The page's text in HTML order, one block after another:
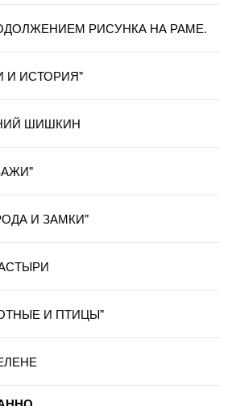
РИСУНКА НА РАМЕ.
И ИСТОРИЯ"
ШИШКИН
И ЗАМКИ"
И ПТИЦЫ"